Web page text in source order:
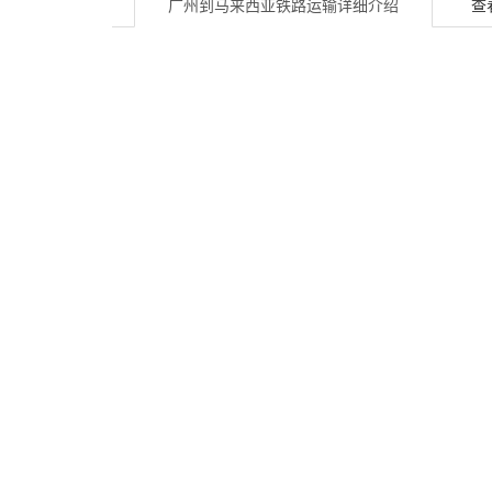
广州到马来西亚铁路运输详细介绍 查